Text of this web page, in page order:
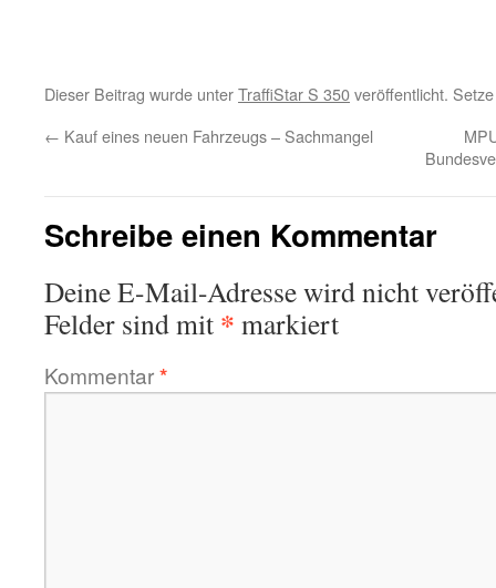
Dieser Beitrag wurde unterTraffiStar S 350veröffentlicht.
← Kauf eines neuen Fahrzeugs – Sachmangel
Schreibe einen Kommentar
Deine E-Mail-Adresse wird nicht
Felder sind mit * markiert
Kommentar*